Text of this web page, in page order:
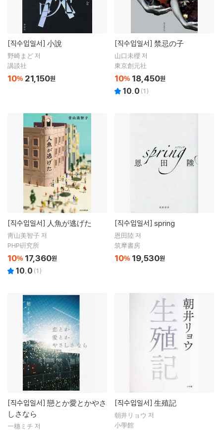
[직수입일서] 小說
野崎まど 저
講談社
10% 21,150원
[직수입일서] 禁忌の子
山口未櫻 저
東京創元社
10% 18,450원
10.0 (1)
[직수입일서] 人魚が逃げた
靑山美智子 저
PHP硏究所
10% 17,360원
10.0 (1)
[직수입일서] spring
恩田陸 저
筑摩書房
10% 19,530원
[직수입일서]
しさなら
一穗ミチ 저
[직수입일서] 生殖記
朝井リョウ 저
小學館